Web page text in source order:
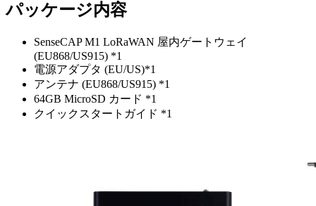
パッケージ内容
SenseCAP M1 LoRaWAN 屋内ゲートウェイ
(EU868/US915) *1
電源アダプタ (EU/US)*1
アンテナ (EU868/US915) *1
64GB MicroSD カード *1
クイックスタートガイド *1